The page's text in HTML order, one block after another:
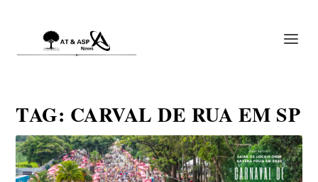
TAG: CARVAL DE RUA EM SP